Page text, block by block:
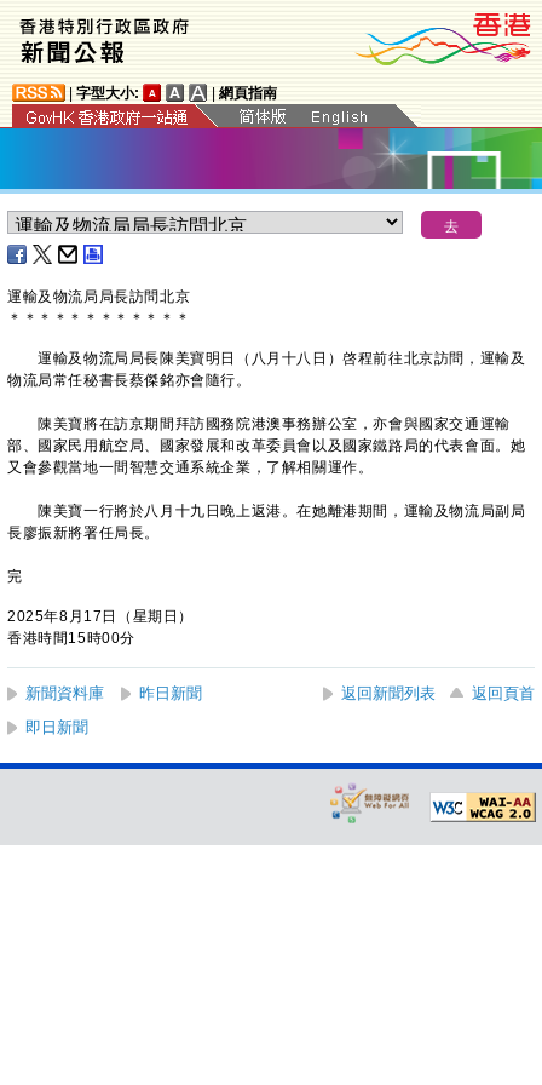
字型大小: 網頁指南
​運輸及物流局局長訪問北京
＊ ＊ ＊ ＊ ＊ ＊ ＊ ＊ ＊ ＊ ＊ ＊
運輸及物流局局長陳美寶明日（八月十八日）啓程前往北京訪問，運輸及
物流局常任秘書長蔡傑銘亦會隨行。
陳美寶將在訪京期間拜訪國務院港澳事務辦公室，亦會與國家交通運輸
部、國家民用航空局、國家發展和改革委員會以及國家鐵路局的代表會面。她
又會參觀當地一間智慧交通系統企業，了解相關運作。
陳美寶一行將於八月十九日晚上返港。在她離港期間，運輸及物流局副局
長廖振新將署任局長。
完
2025年8月17日（星期日）
香港時間15時00分
新聞資料庫 昨日新聞 返回新聞列表
返回頁首
即日新聞